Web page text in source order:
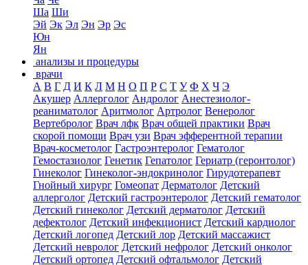
Ша Ши
Эй Эк Эл Эн Эр Эс
Юн
Ян
анализы и процедуры
врачи
А В Г Д И К Л М Н О П Р С Т У Ф Х Ч Э
Акушер Аллерголог Андролог Анестезиолог-
реаниматолог Аритмолог Артролог Венеролог
Вертебролог Врач лфк Врач общей практики Врач
скорой помощи Врач узи Врач эфферентной терапии
Врач-косметолог Гастроэнтеролог Гематолог
Гемостазиолог Генетик Гепатолог Гериатр (геронтолог)
Гинеколог Гинеколог-эндокринолог Гирудотерапевт
Гнойный хирург Гомеопат Дерматолог Детский
аллерголог Детский гастроэнтеролог Детский гематолог
Детский гинеколог Детский дерматолог Детский
дефектолог Детский инфекционист Детский кардиолог
Детский логопед Детский лор Детский массажист
Детский невролог Детский нефролог Детский онколог
Детский ортопед Детский офтальмолог Детский